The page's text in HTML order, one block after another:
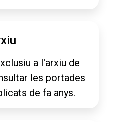
a l'arxiu de
les portades
de fa anys.